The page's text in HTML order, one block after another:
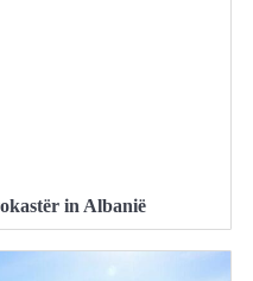
in Albanië